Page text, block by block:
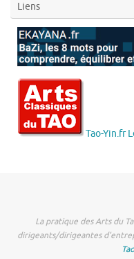
Liens
Tao-Yin.fr
La pratique des Arts du
dirigeants/dirigeantes